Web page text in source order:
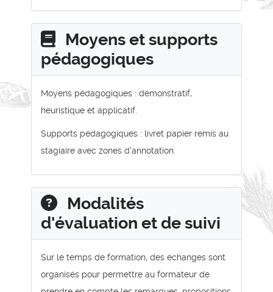
Moyens et supports
pédagogiques
Moyens pédagogiques : démonstratif,
heuristique et applicatif.
Supports pédagogiques : livret papier remis au
stagiaire avec zones d'annotation.
Modalités
d'évaluation et de suivi
Sur le temps de formation, des échanges sont
organisés pour permettre au formateur de